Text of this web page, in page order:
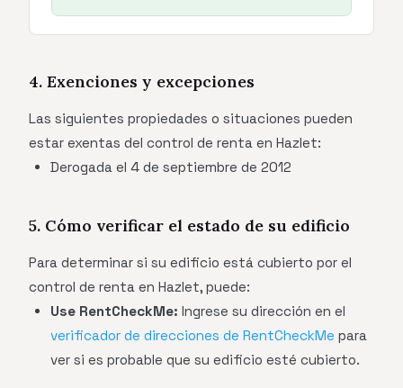
4. Exenciones y excepciones
Las siguientes propiedades o situaciones pueden
estar exentas del control de renta en Hazlet:
Derogada el 4 de septiembre de 2012
5. Cómo verificar el estado de su edificio
Para determinar si su edificio está cubierto por el
control de renta en Hazlet, puede:
Use RentCheckMe: Ingrese su dirección en el
verificador de direcciones de RentCheckMe para
ver si es probable que su edificio esté cubierto.